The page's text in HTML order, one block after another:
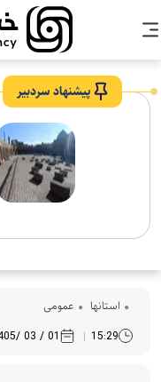
پیشنهاد سردبیر
صفی
استانها عمومی
15:29
01 / 03 /1405